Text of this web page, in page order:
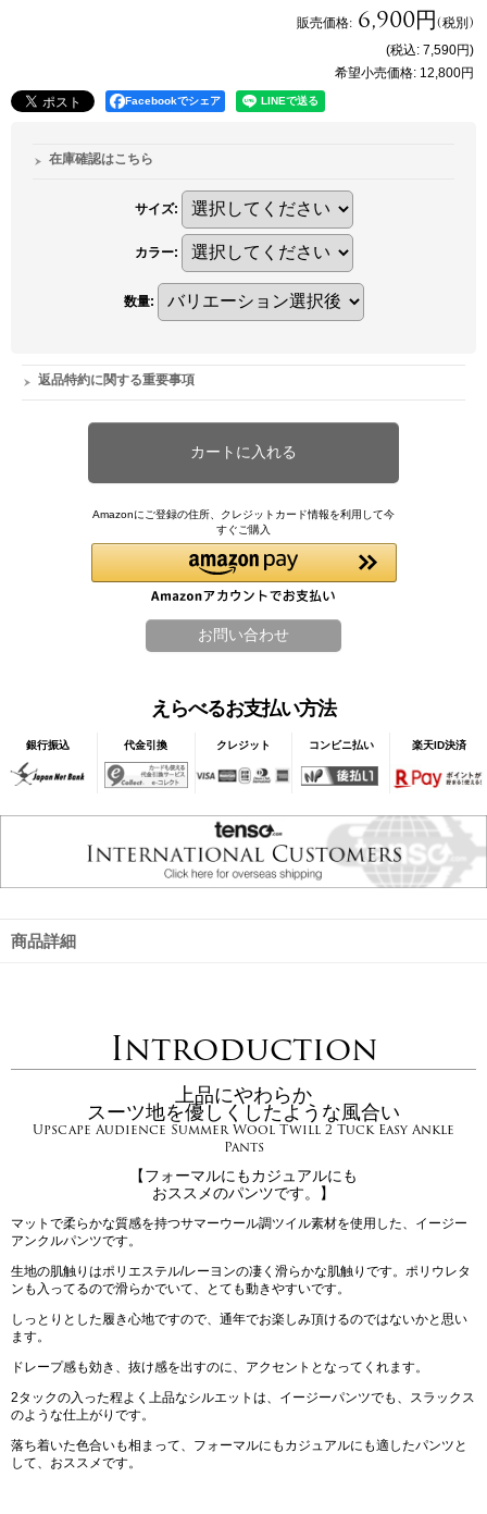
販売価格: 6,900円(税別)
(税込: 7,590円)
希望小売価格: 12,800円
Facebookでシェア
在庫確認はこちら
サイズ:
カラー:
数量:
返品特約に関する重要事項
Amazonにご登録の住所、クレジットカード情報を利用して今
すぐご購入
えらべるお支払い方法
銀行振込 代金引換 クレジット コンビニ払い 楽天ID決済
商品詳細
Introduction
上品にやわらか
スーツ地を優しくしたような風合い
Upscape Audience Summer Wool Twill 2 Tuck Easy Ankle
Pants
【フォーマルにもカジュアルにも
おススメのパンツです。】
マットで柔らかな質感を持つサマーウール調ツイル素材を使用した、イージー
アンクルパンツです。
生地の肌触りはポリエステル/レーヨンの凄く滑らかな肌触りです。ポリウレタ
ンも入ってるので滑らかでいて、とても動きやすいです。
しっとりとした履き心地ですので、通年でお楽しみ頂けるのではないかと思い
ます。
ドレープ感も効き、抜け感を出すのに、アクセントとなってくれます。
2タックの入った程よく上品なシルエットは、イージーパンツでも、スラックス
のような仕上がりです。
落ち着いた色合いも相まって、フォーマルにもカジュアルにも適したパンツと
して、おススメです。